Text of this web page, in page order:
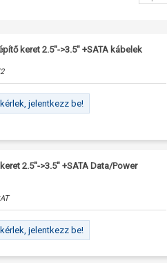
keret 2.5"->3.5" +SATA kábelek
jelentkezz be!
2.5"->3.5" +SATA Data/Power
jelentkezz be!